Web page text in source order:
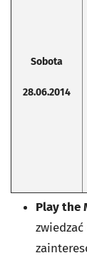
Sobota
28.06.2014
Play the